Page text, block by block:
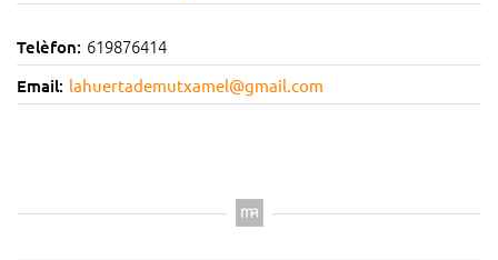
Telèfon: 619876414
Email: lahuertademutxamel@gmail.com